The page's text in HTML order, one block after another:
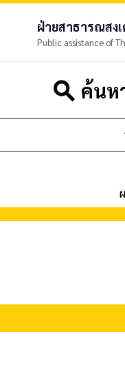
ฝ่ายสาธารณสง
Public assistance of
search ค้นห